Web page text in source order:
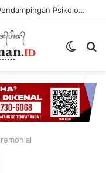
Polres Tabanan Beri Bantuan Dan Pendampingan Psikologis
Switch